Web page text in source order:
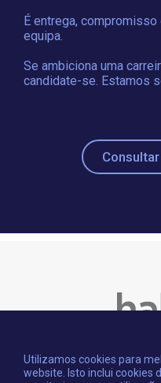
É entrega,
equipa.
Se ambiciona uma
candidate-se. Estamos
Utilizamos cookies para
website. Isto inclui cookies